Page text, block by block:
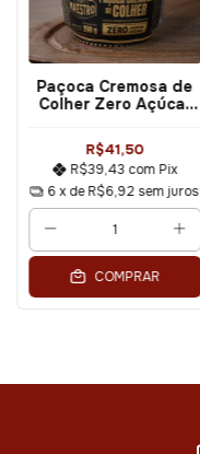
Paçoca Cremosa de
Colher Zero Açúcar
R$41,50
R$39,43 com Pix
6 x deR$6,92 sem juros
COMPRAR